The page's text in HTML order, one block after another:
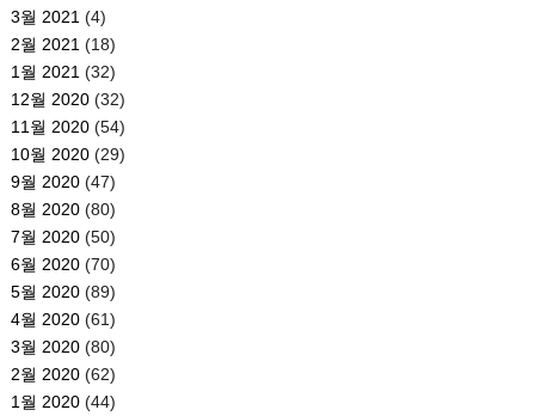
3월 2021 (4)
2월 2021 (18)
1월 2021 (32)
12월 2020(32)
11월 2020(54)
10월 2020(29)
9월 2020(47)
8월 2020(80)
7월 2020(50)
6월 2020(70)
5월 2020(89)
4월 2020(61)
3월 2020(80)
2월 2020(62)
1월 2020(44)